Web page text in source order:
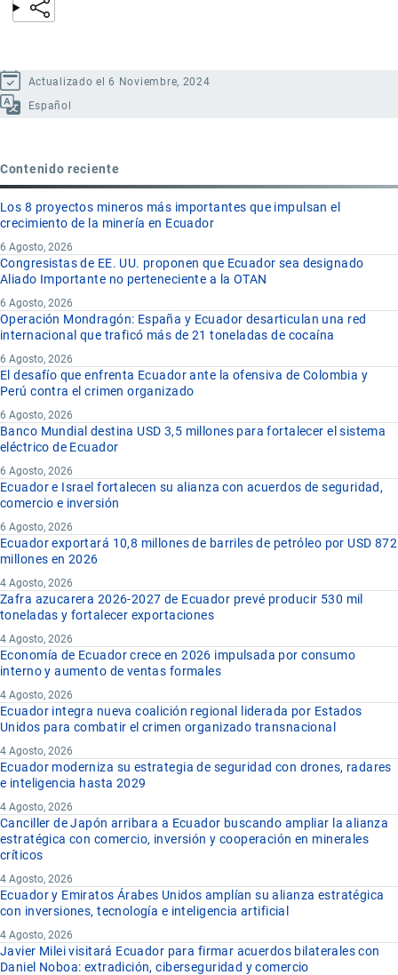
Actualizado el 6 Noviembre, 2024
Español
Contenido reciente
Los 8 proyectos mineros más importantes que impulsan el
crecimiento de la minería en Ecuador
6 Agosto, 2026
Congresistas de EE. UU. proponen que Ecuador sea designado
Aliado Importante no perteneciente a la OTAN
6 Agosto, 2026
Operación Mondragón: España y Ecuador desarticulan una red
internacional que traficó más de 21 toneladas de cocaína
6 Agosto, 2026
El desafío que enfrenta Ecuador ante la ofensiva de Colombia y
Perú contra el crimen organizado
6 Agosto, 2026
Banco Mundial destina USD 3,5 millones para fortalecer el sistema
eléctrico de Ecuador
6 Agosto, 2026
Ecuador e Israel fortalecen su alianza con acuerdos de seguridad,
comercio e inversión
6 Agosto, 2026
Ecuador exportará 10,8 millones de barriles de petróleo por USD 872
millones en 2026
4 Agosto, 2026
Zafra azucarera 2026-2027 de Ecuador prevé producir 530 mil
toneladas y fortalecer exportaciones
4 Agosto, 2026
Economía de Ecuador crece en 2026 impulsada por consumo
interno y aumento de ventas formales
4 Agosto, 2026
Ecuador integra nueva coalición regional liderada por Estados
Unidos para combatir el crimen organizado transnacional
4 Agosto, 2026
Ecuador moderniza su estrategia de seguridad con drones, radares
e inteligencia hasta 2029
4 Agosto, 2026
Canciller de Japón arribara a Ecuador buscando ampliar la alianza
estratégica con comercio, inversión y cooperación en minerales
críticos
4 Agosto, 2026
Ecuador y Emiratos Árabes Unidos amplían su alianza estratégica
con inversiones, tecnología e inteligencia artificial
4 Agosto, 2026
Javier Milei visitará Ecuador para firmar acuerdos bilaterales con
Daniel Noboa: extradición, ciberseguridad y comercio